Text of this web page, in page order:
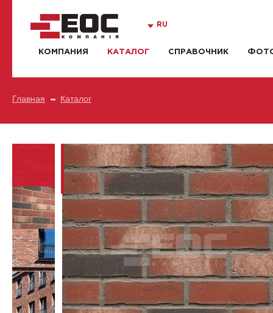
RU
КОМПАНИЯ КАТАЛОГ СПРАВОЧНИК
Главная Каталог